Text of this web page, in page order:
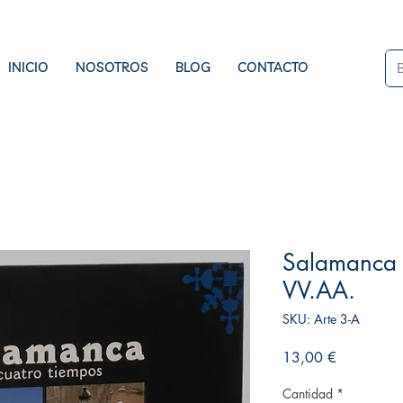
INICIO NOSOTROS BLOG CONTACTO
VV.AA.
SKU: Arte 3-A
13,00 €
Cantidad *